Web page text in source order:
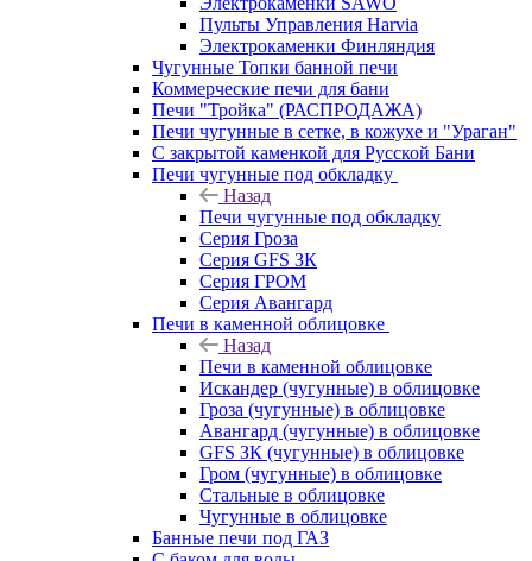
Пульты Управления Harvia
Электрокаменки Финляндия
Чугунные Топки банной печи
Коммерческие печи для бани
Печи "Тройка" (РАСПРОДАЖА)
Печи чугунные в сетке, в кожухе и "Ураган"
С закрытой каменкой для Русской Бани
Печи чугунные под обкладку
Назад
Печи чугунные под обкладку
Серия Гроза
Серия GFS ЗК
Серия ГРОМ
Серия Авангард
Печи в каменной облицовке
Назад
Печи в каменной облицовке
Искандер (чугунные) в облицовке
Гроза (чугунные) в облицовке
Авангард (чугунные) в облицовке
GFS ЗК (чугунные) в облицовке
Гром (чугунные) в облицовке
Стальные в облицовке
Чугунные в облицовке
Банные печи под ГАЗ